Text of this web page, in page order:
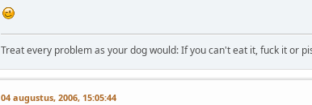
Treat every problem as your dog would: If you can't eat it, fuck it or
04 augustus, 2006, 15:05:44